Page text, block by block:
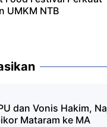
UMKM NTB
dan Vonis Hakim,
Mataram ke MA